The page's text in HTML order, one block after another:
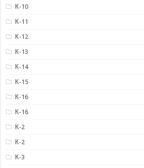
К-10
К-11
К-12
К-13
К-14
К-15
К-16
К-16
К-2
К-2
К-3